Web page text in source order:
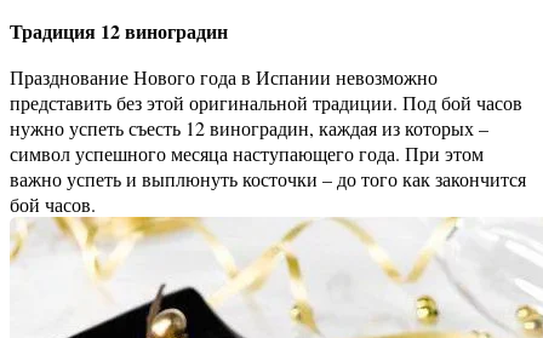
Традиция 12 виноградин
Празднование Нового года в Испании невозможно
представить без этой оригинальной традиции. Под бой часов
нужно успеть съесть 12 виноградин, каждая из которых –
символ успешного месяца наступающего года. При этом
важно успеть и выплюнуть косточки – до того как закончится
бой часов.